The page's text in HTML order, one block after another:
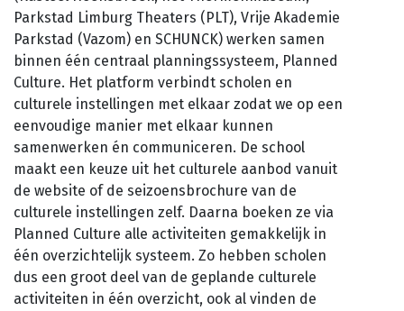
Planned Culture
Reizen in de Tijd
Bijeenkomsten
Bibliotheken
Aanvragen klankbordgroep
Actueel
Agenda
Scholenportaal
Inspiratiewijzer
Parkstad Limburg Theaters (PLT), Vrije Akademie
Parkstad (Vazom) en SCHUNCK) werken samen
binnen één centraal planningssysteem, Planned
Culture. Het platform verbindt scholen en
culturele instellingen met elkaar zodat we op een
eenvoudige manier met elkaar kunnen
samenwerken én communiceren. De school
maakt een keuze uit het culturele aanbod vanuit
de website of de seizoensbrochure van de
culturele instellingen zelf. Daarna boeken ze via
Planned Culture alle activiteiten gemakkelijk in
één overzichtelijk systeem. Zo hebben scholen
dus een groot deel van de geplande culturele
activiteiten in één overzicht, ook al vinden de